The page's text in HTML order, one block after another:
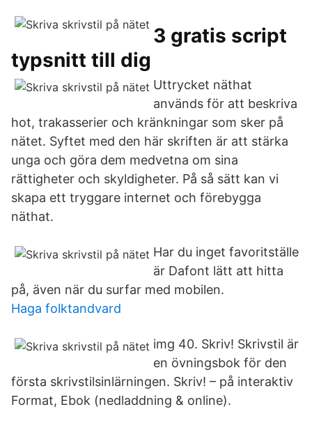
3 gratis script
typsnitt till dig
Uttrycket näthat
används för att beskriva
hot, trakasserier och kränkningar som sker på
nätet. Syftet med den här skriften är att stärka
unga och göra dem medvetna om sina
rättigheter och skyldigheter. På så sätt kan vi
skapa ett tryggare internet och förebygga
näthat.
Har du inget favoritställe
är Dafont lätt att hitta
på, även när du surfar med mobilen.
Haga folktandvard
img 40. Skriv! Skrivstil är
en övningsbok för den
första skrivstilsinlärningen. Skriv! – på interaktiv
Format, Ebok (nedladdning & online).